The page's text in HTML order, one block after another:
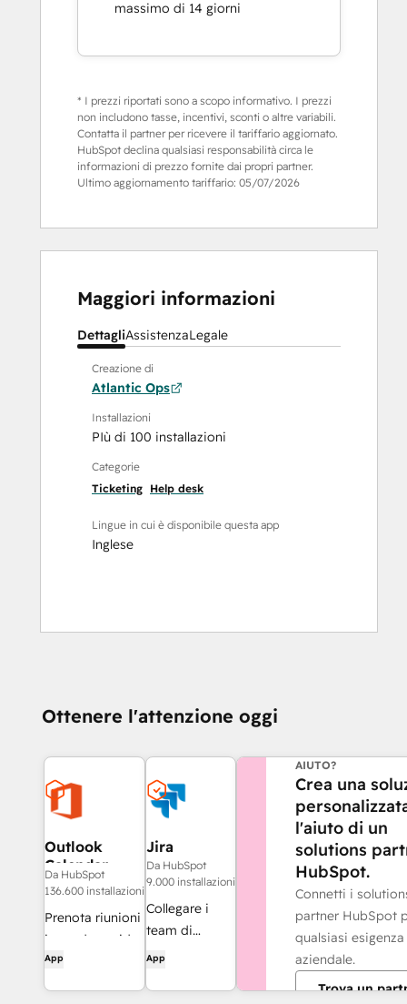
massimo di 14 giorni
* I prezzi riportati sono a scopo informativo. I prezzi
non includono tasse, incentivi, sconti o altre variabili.
Contatta il partner per ricevere il tariffario aggiornato.
HubSpot declina qualsiasi responsabilità circa le
informazioni di prezzo fornite dai propri partner.
Ultimo aggiornamento tariffario: 05/07/2026
Maggiori informazioni
DettagliAssistenzaLegale
Creazione di
Atlantic Ops
Installazioni
PIù di 100 installazioni
Categorie
Ticketing Help desk
Lingue in cui è disponibile questa app
Inglese
Ottenere l'attenzione oggi
Outlook
Calendar
Da HubSpot
136.600 installazioni
Prenota riunioni
in modo rapido
e semplice con
HubSpot e
App
Jira
Da HubSpot
9.000 installazioni
Collegare i
team di
assistenza e
risolvere più
App
AIUTO?
Crea una
l'aiuto di un
solutions
HubSpot.
Connetti i
partner HubSpot
qualsiasi esigenza
aziendale.
Trova un